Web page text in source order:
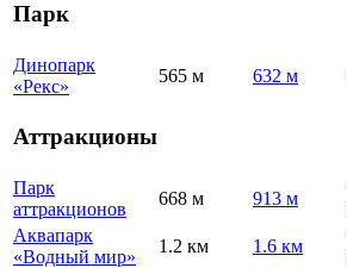
Парк
Динопарк
«Рекс»
565 м 632 м
Аттракционы
Парк
аттракционов
668 м 913 м
Аквапарк
«Водный мир»
1.2 км 1.6 км